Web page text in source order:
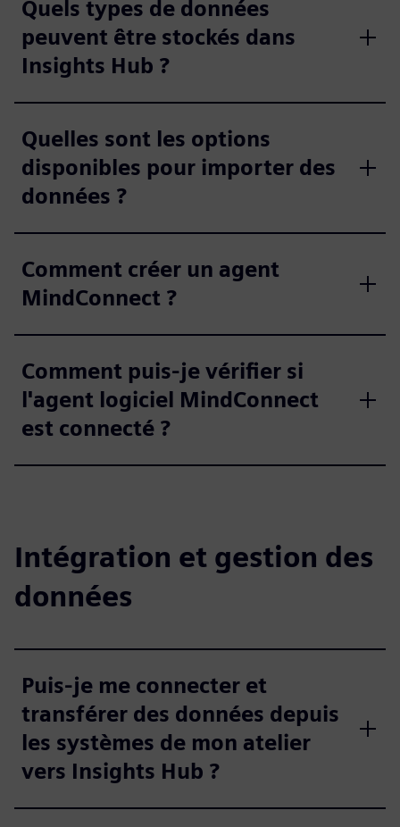
Quels types de données
peuvent être stockés dans
Insights Hub ?
Quelles sont les options
disponibles pour importer des
données ?
Comment créer un agent
MindConnect ?
Comment puis-je vérifier si
l'agent logiciel MindConnect
est connecté ?
Intégration et gestion des
données
Puis-je me connecter et
transférer des données depuis
les systèmes de mon atelier
vers Insights Hub ?